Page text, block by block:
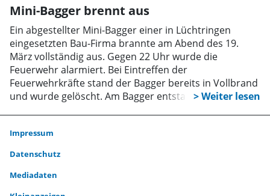
Mini-Bagger brennt aus
Ein abgestellter Mini-Bagger einer in Lüchtringen
eingesetzten Bau-Firma brannte am Abend des 19.
März vollständig aus. Gegen 22 Uhr wurde die
Feuerwehr alarmiert. Bei Eintreffen der
Feuerwehrkräfte stand der Bagger bereits in Vollbrand
und wurde gelöscht. Am Bagger entstand
Impressum
Datenschutz
Mediadaten